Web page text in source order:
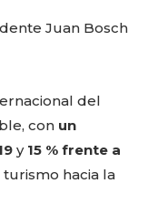
Juan Bosch
del
con un
y 15 % frente a
hacia la